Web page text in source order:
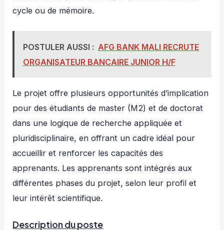
cycle ou de mémoire.
POSTULER AUSSI : AFG BANK MALI RECRUTE
ORGANISATEUR BANCAIRE JUNIOR H/F
Le projet offre plusieurs opportunités d’implication
pour des étudiants de master (M2) et de doctorat
dans une logique de recherche appliquée et
pluridisciplinaire, en offrant un cadre idéal pour
accueillir et renforcer les capacités des
apprenants. Les apprenants sont intégrés aux
différentes phases du projet, selon leur profil et
leur intérêt scientifique.
Description du poste